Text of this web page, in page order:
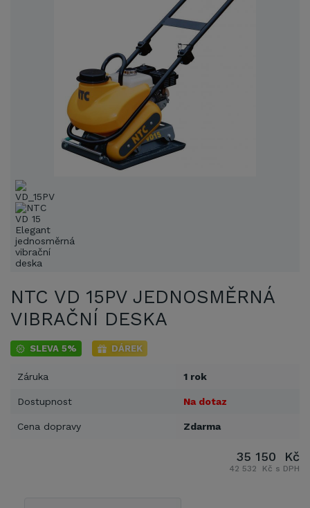
NTC VD 15PV JEDNOSMĚRNÁ
VIBRAČNÍ DESKA
SLEVA 5% DÁREK
Záruka 1 rok
Dostupnost Na dotaz
Cena dopravy Zdarma
35 150 Kč
42 532 Kč s DPH